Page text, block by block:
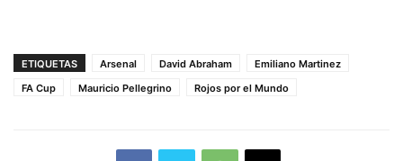
ETIQUETAS Arsenal David Abraham
Emiliano Martinez
FA Cup
Mauricio Pellegrino Rojos por el Mundo